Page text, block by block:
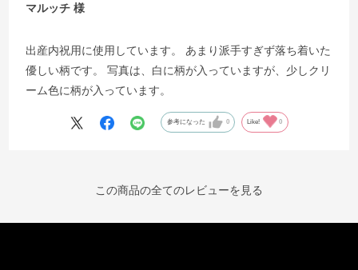
マルッチ
出産内祝用に使用しています。 あまり派手すぎず落ち着いた
優しい柄です。 写真は、白に柄が入っていますが、少しクリ
ーム色に柄が入っています。
参考になった 0 Like! 0
この商品の全てのレビューを見る